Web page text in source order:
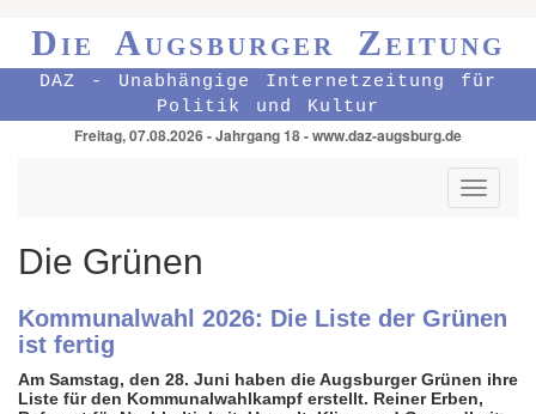
Die Augsburger Zeitung
DAZ - Unabhängige Internetzeitung für
Politik und Kultur
Freitag, 07.08.2026 - Jahrgang 18 - www.daz-augsburg.de
Toggle
Die Grünen
Kommunalwahl 2026: Die Liste der Grünen
ist fertig
Am Samstag, den 28. Juni haben die Augsburger Grünen ihre
Liste für den Kommunalwahlkampf erstellt. Reiner Erben,